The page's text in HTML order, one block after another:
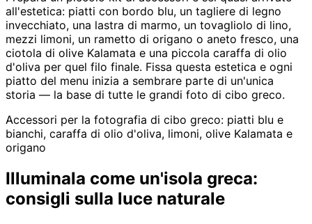
all'estetica: piatti con bordo blu, un tagliere di legno
invecchiato, una lastra di marmo, un tovagliolo di lino,
mezzi limoni, un rametto di origano o aneto fresco, una
ciotola di olive Kalamata e una piccola caraffa di olio
d'oliva per quel filo finale. Fissa questa estetica e ogni
piatto del menu inizia a sembrare parte di un'unica
storia — la base di tutte le grandi foto di cibo greco.
Accessori per la fotografia di cibo greco: piatti blu e
bianchi, caraffa di olio d'oliva, limoni, olive Kalamata e
origano
Illuminala come un'isola greca:
consigli sulla luce naturale